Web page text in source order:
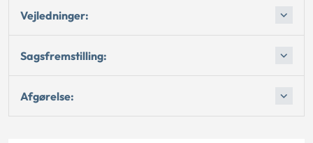
Vejledninger:
Sagsfremstilling:
Afgørelse: